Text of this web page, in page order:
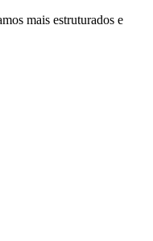
mais estruturados e